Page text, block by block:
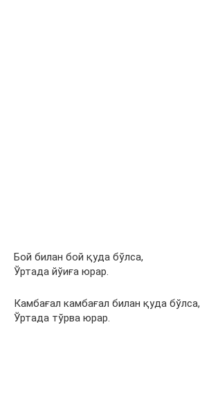
Бой билан бой қуда бўлса,
Ўртада йўиға юрар.
Камбағал камбағал билан қуда бўлса,
Ўртада тўрва юрар.